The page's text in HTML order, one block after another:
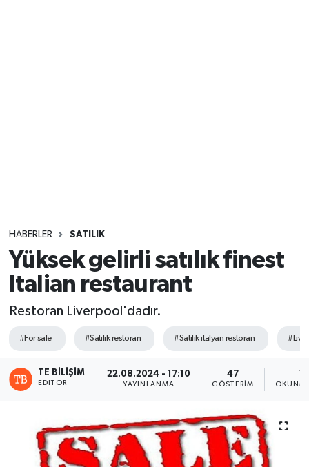
HABERLER SATILIK
Yüksek gelirli satılık finest
Italian restaurant
Restoran Liverpool'dadır.
#For sale #Satılık restoran #Satılık italyan restoran
TE BILIŞIM
EDITÖR
22.08.2024 - 17:10
YAYINLANMA
47
GÖSTERIM